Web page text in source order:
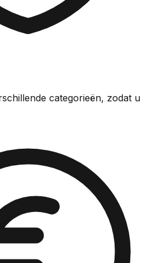
categorieën, zodat u